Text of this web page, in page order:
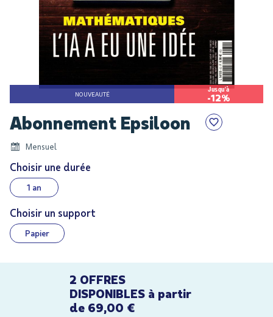
NOUVEAUTÉ
Jusqu'à
-12%
Skip
to
beginning
of
the
images
gallery
Abonnement Epsiloon
Mensuel
Choisir une durée
1 an
Choisir un support
Papier
2 OFFRES
DISPONIBLES à partir
de 69,00 €